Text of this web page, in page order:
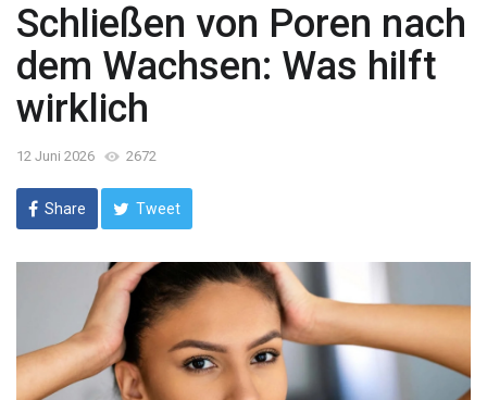
Schließen von Poren nach
dem Wachsen: Was hilft
wirklich
12 Juni 2026 2672
Share Tweet